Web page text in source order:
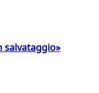
salvataggio»